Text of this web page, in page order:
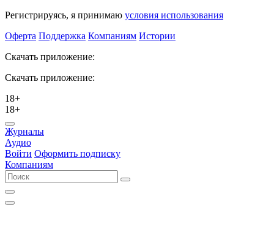
Регистрируясь, я принимаю условия использования
Оферта Поддержка Компаниям Истории
Скачать приложение:
Скачать приложение:
18+
18+
Журналы
Аудио
Войти Оформить подписку
Компаниям